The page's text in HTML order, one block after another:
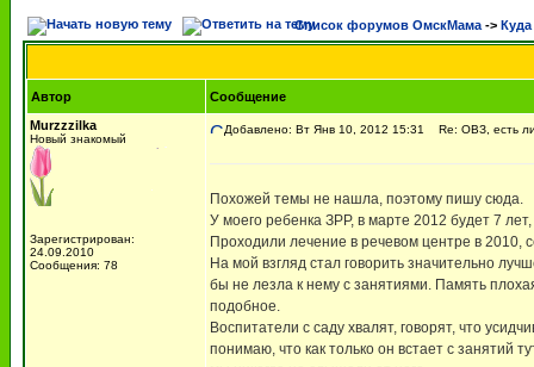
Список форумов ОмскМама -> Куда
Автор
Сообщение
Murzzzilka
Новый знакомый
Зарегистрирован:
24.09.2010
Сообщения: 78
Добавлено: Вт Янв 10, 2012 15:31 Re: ОВЗ, есть
Похожей темы не нашла, поэтому пишу сюда.
У моего ребенка ЗРР, в марте 2012 будет 7
Проходили лечение в речевом центре в 2010,
На мой взгляд стал говорить значительно
бы не лезла к нему с занятиями. Память
подобное.
Воспитатели с саду хвалят, говорят, что
понимаю, что как только он встает с занятий